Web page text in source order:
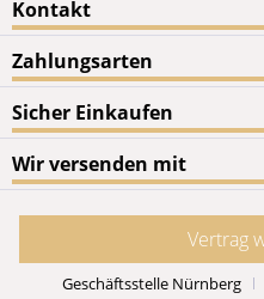
Kontakt
Zahlungsarten
Sicher Einkaufen
Wir versenden mit
Vertrag
Geschäftsstelle Nürnberg